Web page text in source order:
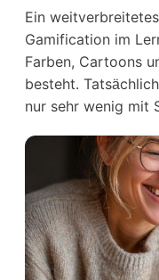
Ein
Gamification im
Farben, Cartoons
besteht.
nur sehr wenig mit